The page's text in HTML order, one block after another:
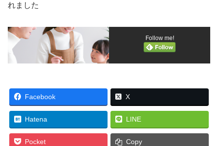
れました
Follow me!
Facebook X
Hatena LINE
Pocket Copy